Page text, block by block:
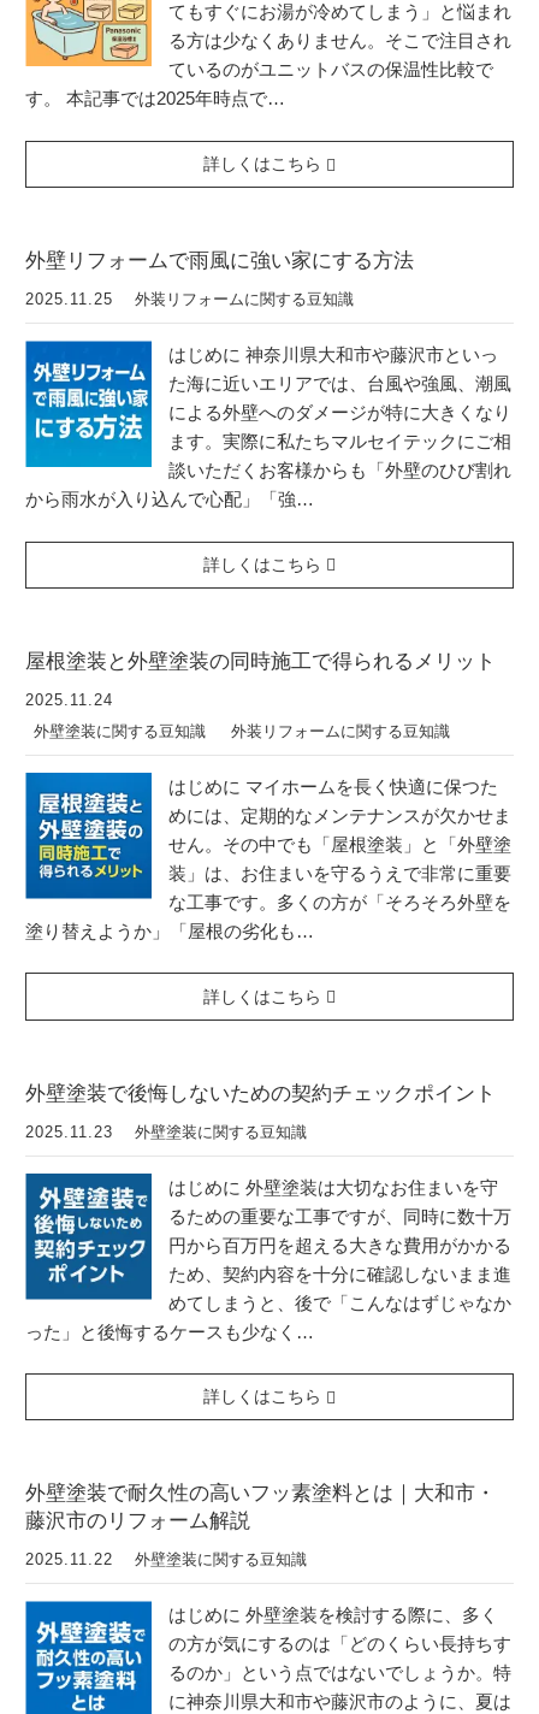
てもすぐにお湯が冷めてしまう」と悩まれ
る方は少なくありません。そこで注目され
ているのがユニットバスの保温性比較で
す。 本記事では2025年時点で…
詳しくはこちら
外壁リフォームで雨風に強い家にする方法
2025.11.25 外装リフォームに関する豆知識
はじめに 神奈川県大和市や藤沢市といっ
た海に近いエリアでは、台風や強風、潮風
による外壁へのダメージが特に大きくなり
ます。実際に私たちマルセイテックにご相
談いただくお客様からも「外壁のひび割れ
から雨水が入り込んで心配」「強…
詳しくはこちら
屋根塗装と外壁塗装の同時施工で得られるメリット
2025.11.24
外壁塗装に関する豆知識
外装リフォームに関する豆知識
はじめに マイホームを長く快適に保つた
めには、定期的なメンテナンスが欠かせま
せん。その中でも「屋根塗装」と「外壁塗
装」は、お住まいを守るうえで非常に重要
な工事です。多くの方が「そろそろ外壁を
塗り替えようか」「屋根の劣化も…
詳しくはこちら
外壁塗装で後悔しないための契約チェックポイント
2025.11.23 外壁塗装に関する豆知識
はじめに 外壁塗装は大切なお住まいを守
るための重要な工事ですが、同時に数十万
円から百万円を超える大きな費用がかかる
ため、契約内容を十分に確認しないまま進
めてしまうと、後で「こんなはずじゃなか
った」と後悔するケースも少なく…
詳しくはこちら
外壁塗装で耐久性の高いフッ素塗料とは｜大和市・
藤沢市のリフォーム解説
2025.11.22 外壁塗装に関する豆知識
はじめに 外壁塗装を検討する際に、多く
の方が気にするのは「どのくらい長持ちす
るのか」という点ではないでしょうか。特
に神奈川県大和市や藤沢市のように、夏は